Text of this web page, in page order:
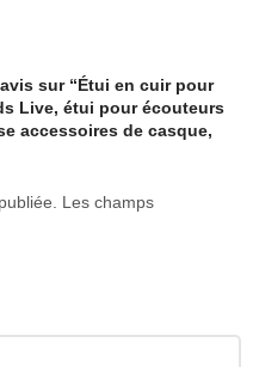
sur “Étui en cuir pour
Live, étui pour écouteurs
accessoires de casque,
Les champs